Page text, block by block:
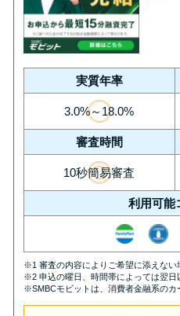
実質年率
3.0%～18.0%
審査時間
10秒簡易審査
利用可能
※1 審査の内容によりご希望に添えない
※2 申込の曜日、時間帯によっては翌日
※SMBCモビットは、消費者金融系のカ